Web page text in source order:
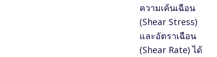
ความเค้นเฉือน
(Shear Stress)
และอัตราเฉือน
(Shear Rate) ได้